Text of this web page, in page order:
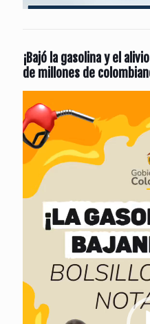
¡Bajó la gasolina y el
de millones de
de
vídeo